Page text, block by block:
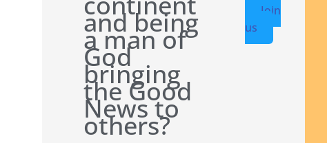
and being
a man of
God
bringing
the Good
News to
others?
Join
us